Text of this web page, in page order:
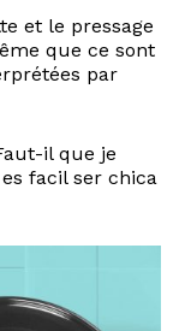
et le pressage
que ce sont
par
il que je
facil ser chica